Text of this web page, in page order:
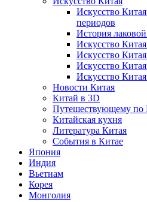
Искусство
периодов
История
Искусство
Искусство
Искусство
Искусство
Новости Китая
Китай в 3D
Путешествующему по
Китайская кухня
Литература Китая
События в Китае
Япония
Индия
Вьетнам
Корея
Монголия